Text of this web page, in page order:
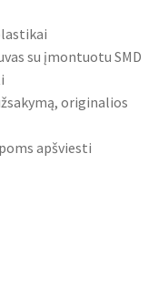
su įmontuotu SMD
originalios
apšviesti